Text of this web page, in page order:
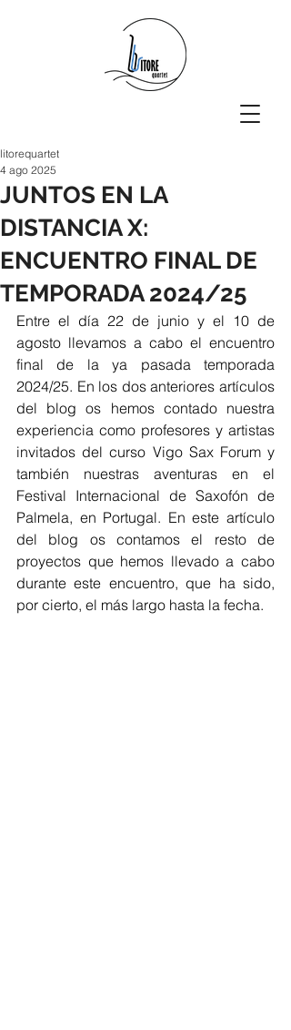
JUNTOS EN LA
DISTANCIA X:
ENCUENTRO FINAL DE
TEMPORADA 2024/25
litorequartet
4 ago 2025
Entre el día 22 de junio y el 10 de
agosto llevamos a cabo el encuentro
final de la ya pasada temporada
2024/25. En los dos anteriores artículos
del blog os hemos contado nuestra
experiencia como profesores y artistas
invitados del curso Vigo Sax Forum y
también nuestras aventuras en el
Festival Internacional de Saxofón de
Palmela, en Portugal. En este artículo
del blog os contamos el resto de
proyectos que hemos llevado a cabo
durante este encuentro, que ha sido,
por cierto, el más largo hasta la fecha.